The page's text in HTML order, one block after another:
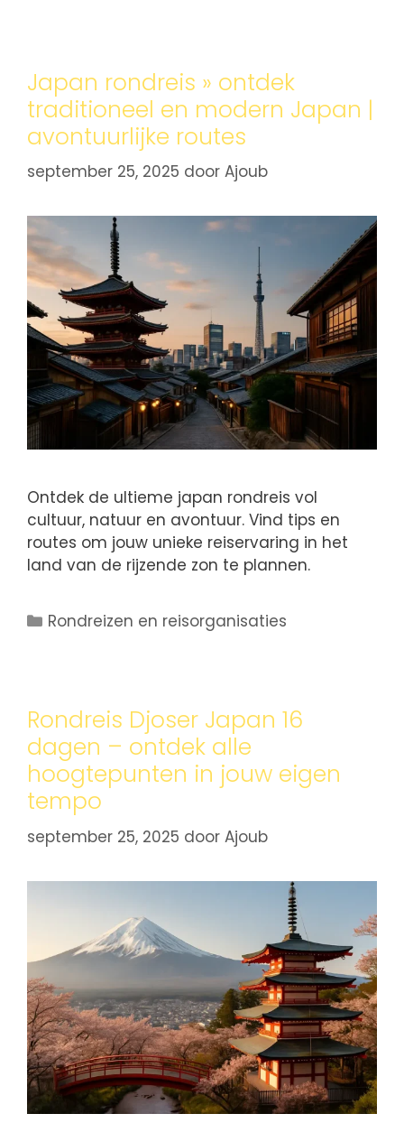
Japan rondreis » ontdek
traditioneel en modern Japan |
avontuurlijke routes
september 25, 2025 door Ajoub
Ontdek de ultieme japan rondreis vol
cultuur, natuur en avontuur. Vind tips en
routes om jouw unieke reiservaring in het
land van de rijzende zon te plannen.
Rondreizen en reisorganisaties
Rondreis Djoser Japan 16
dagen – ontdek alle
hoogtepunten in jouw eigen
tempo
september 25, 2025 door Ajoub